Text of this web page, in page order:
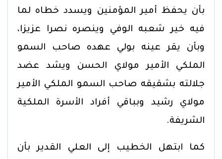
بأن يحفظ أمير المؤمنين ويسدد خطاه لما
فيه خير شعبه الوفي وينصره نصرا عزيزا،
وبأن يقر عينه بولي عهده صاحب السمو
الملكي الأمير مولاي الحسن ويشد عضد
جلالته بشقيقه صاحب السمو الملكي الأمير
مولاي رشيد وبباقي أفراد الأسرة الملكية
الشريفة.
كما ابتهل الخطيب إلى العلي القدير بأن